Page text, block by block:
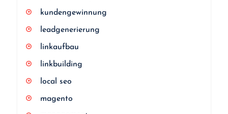
kundengewinnung
leadgenerierung
linkaufbau
linkbuilding
local seo
magento